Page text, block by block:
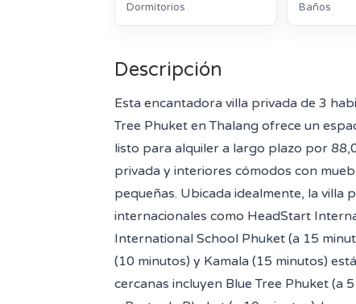
Dormitorios Baños
Descripción
Esta encantadora villa privada de 3
Tree Phuket en Thalang ofrece un
listo para alquiler a largo plazo por
privada y interiores cómodos con
pequeñas. Ubicada idealmente, la villa
internacionales como HeadStart
International School Phuket (a 15
(10 minutos) y Kamala (15 minutos)
cercanas incluyen Blue Tree Phuket (a